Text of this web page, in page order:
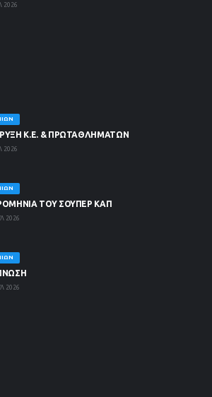
2026
Κ.Ε. & ΠΡΩΤΑΘΛΗΜΑΤΩΝ
2026
ΤΟΥ ΣΟΥΠΕΡ ΚΑΠ
2026
2026